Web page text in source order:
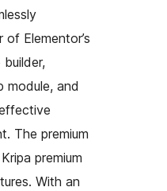
Elementor’s
module, and
The premium
premium
With an